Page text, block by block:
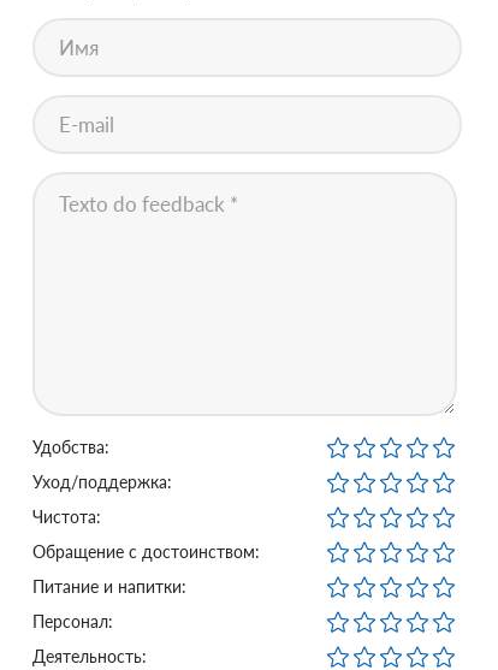
Удобства:
Уход/поддержка:
Чистота:
Обращение с достоинством:
Питание и напитки:
Персонал:
Деятельность: